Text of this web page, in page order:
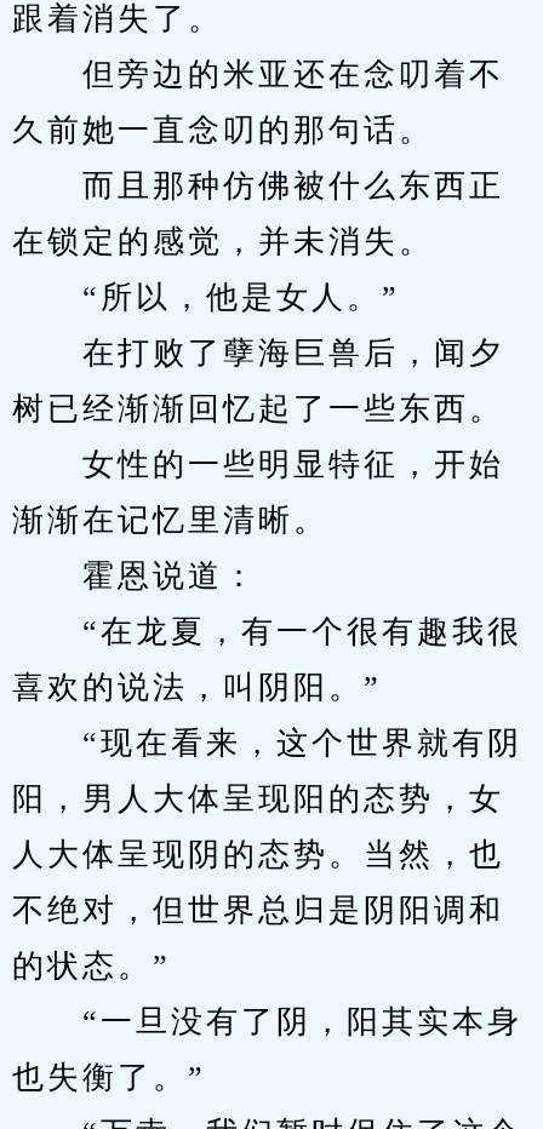
跟着消失了。
但旁边的米亚还在念叨着不
久前她一直念叨的那句话。
而且那种仿佛被什么东西正
在锁定的感觉，并未消失。
“所以，他是女人。”
在打败了孽海巨兽后，闻夕
树已经渐渐回忆起了一些东西。
女性的一些明显特征，开始
渐渐在记忆里清晰。
霍恩说道：
“在龙夏，有一个很有趣我很
喜欢的说法，叫阴阳。”
“现在看来，这个世界就有阴
阳，男人大体呈现阳的态势，女
人大体呈现阴的态势。当然，也
不绝对，但世界总归是阴阳调和
的状态。”
“一旦没有了阴，阳其实本身
也失衡了。”